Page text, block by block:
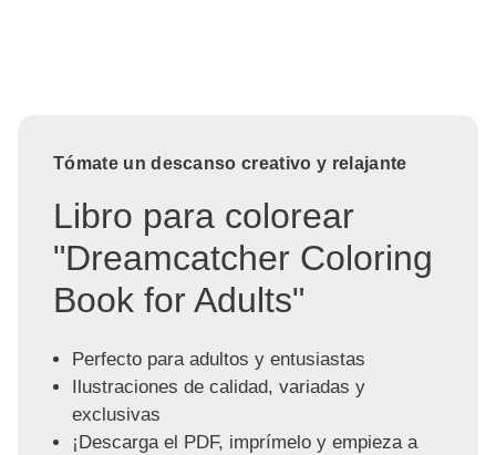
Tómate un descanso creativo y relajante
Libro para colorear
"Dreamcatcher Coloring
Book for Adults"
Perfecto para adultos y entusiastas
Ilustraciones de calidad, variadas y
exclusivas
¡Descarga el PDF, imprímelo y empieza a